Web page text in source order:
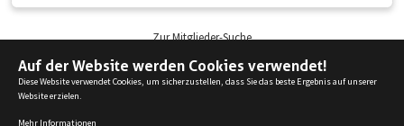
Auf der Website werden Cookies verwendet!
Diese Website verwendet Cookies, um sicherzustellen, dass Sie das beste Ergebnis auf unserer
Website erzielen.
Mehr Informationen
Zur Mitglieder-Suche